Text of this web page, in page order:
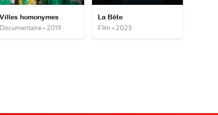
homonymes
• 2019
La Bête
Film • 2023